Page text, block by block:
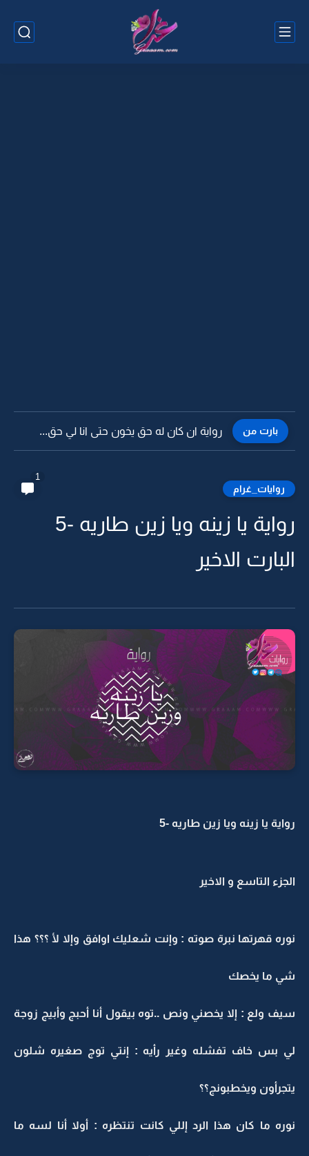
بارت من رواية ان كان له حق يخون حتى انا لي حق...
روايات_غرام
1
رواية يا زينه ويا زين طاريه -5
البارت الاخير
رواية يا زينه ويا زين طاريه -5
الجزء التاسع و الاخير
نوره قهرتها نبرة صوته : وإنت شعليك اوافق وإلا لأ ؟؟؟ هذا
شي ما يخصك
سيف ولع : إلا يخصني ونص ..توه بيقول أنا أحبج وأبيج زوجة
لي بس خاف تفشله وغير رأيه : إنتي توج صغيره شلون
يتجرأون ويخطبونج؟؟
نوره ما كان هذا الرد إللي كانت تنتظره : أولا أنا لسه ما